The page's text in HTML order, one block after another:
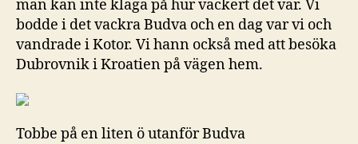
man kan inte klaga på hur vackert det var. Vi
bodde i det vackra Budva och en dag var vi och
vandrade i Kotor. Vi hann också med att besöka
Dubrovnik i Kroatien på vägen hem.
Tobbe på en liten ö utanför Budva